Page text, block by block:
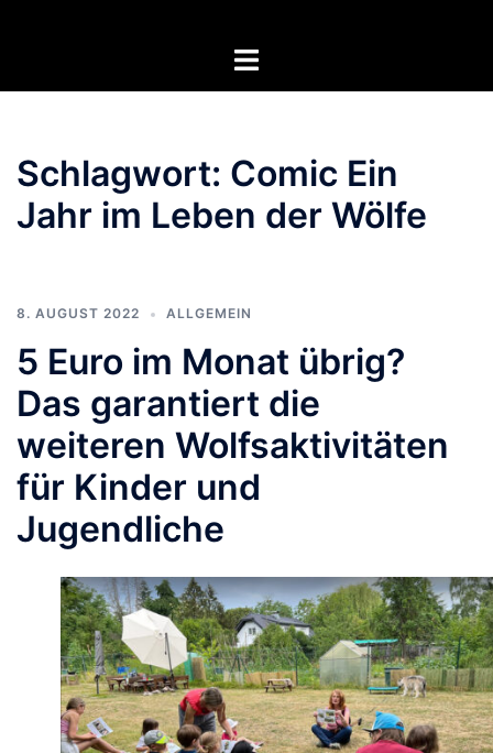
Menü
Schlagwort: Comic Ein
Jahr im Leben der Wölfe
8. AUGUST 2022 ALLGEMEIN
5 Euro im Monat übrig?
Das garantiert die
weiteren Wolfsaktivitäten
für Kinder und
Jugendliche